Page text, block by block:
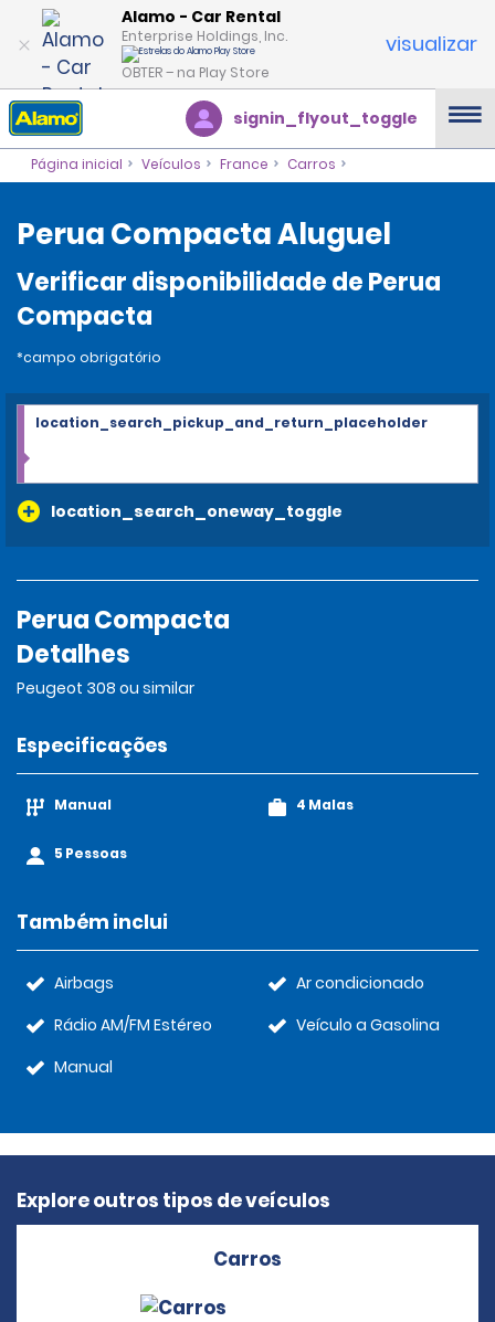
Alamo - Car Rental
Enterprise Holdings, Inc.
OBTER – na Play Store
visualizar
signin_flyout_toggle
Página inicial Veículos France Carros
Perua Compacta Aluguel
Verificar disponibilidade de Perua
Compacta
*campo obrigatório
location_search_oneway_toggle
location_search_pickup_and_return_placeholder
Perua Compacta
Detalhes
Peugeot 308 ou similar
Especificações
Manual
5 Pessoas
4 Malas
Também inclui
Airbags
Rádio AM/FM Estéreo
Manual
Ar condicionado
Veículo a Gasolina
Explore outros tipos de veículos
Carros